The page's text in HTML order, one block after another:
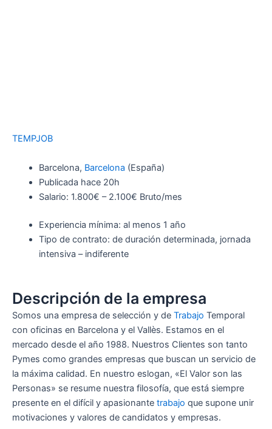
TEMPJOB
Barcelona, Barcelona (España)
Publicada hace 20h
Salario: 1.800€ – 2.100€ Bruto/mes
Experiencia mínima: al menos 1 año
Tipo de contrato: de duración determinada, jornada
intensiva – indiferente
Descripción de la empresa
Somos una empresa de selección y de Trabajo Temporal
con oficinas en Barcelona y el Vallès. Estamos en el
mercado desde el año 1988. Nuestros Clientes son tanto
Pymes como grandes empresas que buscan un servicio de
la máxima calidad. En nuestro eslogan, «El Valor son las
Personas» se resume nuestra filosofía, que está siempre
presente en el difícil y apasionante trabajo que supone unir
motivaciones y valores de candidatos y empresas.